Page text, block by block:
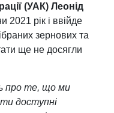
(УАК) Леонід
2021 рік і ввійде
зернових та
ще не досягли
про те, що ми
доступні